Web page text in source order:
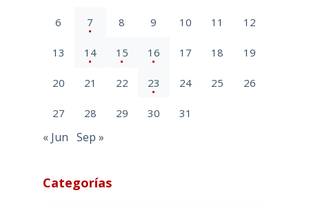
6 7 8 9 10 11 12
13 14 15 16 17 18 19
20 21 22 23 24 25 26
27 28 29 30 31
« Jun Sep »
Categorías